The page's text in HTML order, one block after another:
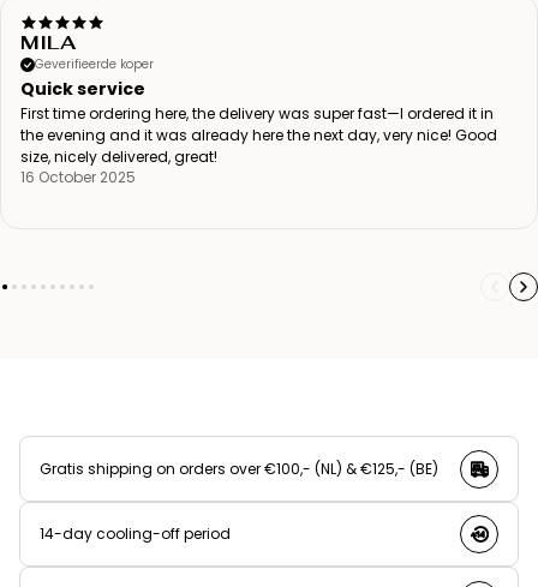
MILA
Geverifieerde koper
Quick service
First time ordering here, the delivery was super fast—I ordered it in
the evening and it was already here the next day, very nice! Good
size, nicely delivered, great!
16 October 2025
Gratis shipping on orders over €100,- (NL) & €125,- (BE)
14-day cooling-off period